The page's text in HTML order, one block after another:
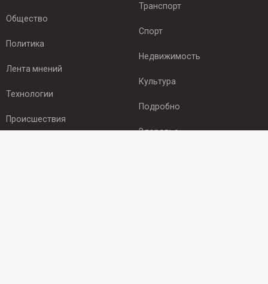
Общество
Политика
Лента мнений
Технологии
Происшествия
Транспорт
Спорт
Недвижимость
Культура
Подробно
Здоровье